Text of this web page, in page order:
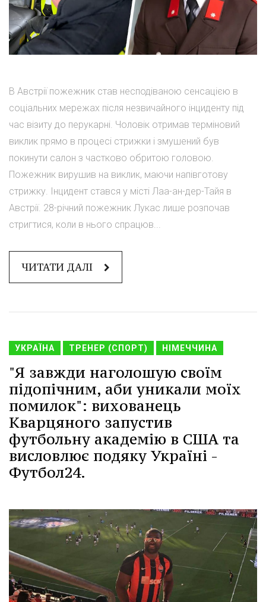
В Австрії пожежник став несподіваною сенсацією в
соціальних мережах після незвичайного інциденту під
час візиту до перукарні. Чоловік отримав терміновий
виклик прямо в процесі стрижки і змушений був
покинути салон з частково обритою головою.
Пожежник вирушив на виклик, маючи напівготову
стрижку. Інцидент стався у місті Лаа-ан-дер-Тайя в
Австрії. 28-річний пожежник Лукас лише розпочав
стригтися, коли в нього спрацюв...
ЧИТАТИ ДАЛІ
УКРАЇНА ТРЕНЕР (СПОРТ) НІМЕЧЧИНА
"Я завжди наголошую своїм
підопічним, аби уникали моїх
помилок": вихованець
Кварцяного запустив
футбольну академію в США та
висловлює подяку Україні -
Футбол24.